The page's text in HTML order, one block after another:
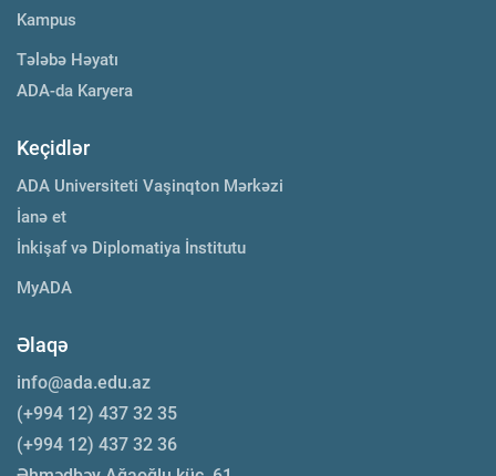
Kampus
Tələbə Həyatı
ADA-da Karyera
Keçidlər
ADA Universiteti Vaşinqton Mərkəzi
İanə et
İnkişaf və Diplomatiya İnstitutu
MyADA
Əlaqə
info@ada.edu.az
(+994 12) 437 32 35
(+994 12) 437 32 36